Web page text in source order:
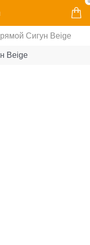
0
Сигун Beige
Beige